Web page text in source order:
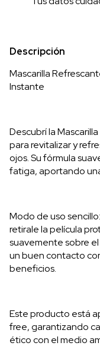
Descripción
Mascarilla
Instante
Descubrí la
para revitalizar y
ojos. Su fórmula
fatiga, aportando
Modo de uso
retirale la película
suavemente sobre
un buen contacto
beneficios.
Este producto está
free, garantizando
ético con el medio